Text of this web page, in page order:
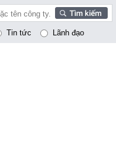
Tin tức Lãnh đạo